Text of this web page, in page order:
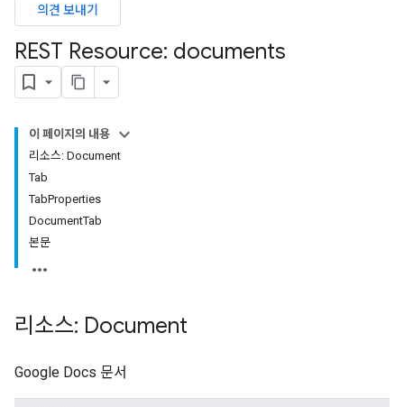
의견 보내기
REST Resource: documents
이 페이지의 내용
리소스: Document
Tab
TabProperties
DocumentTab
본문
리소스: Document
Google Docs 문서